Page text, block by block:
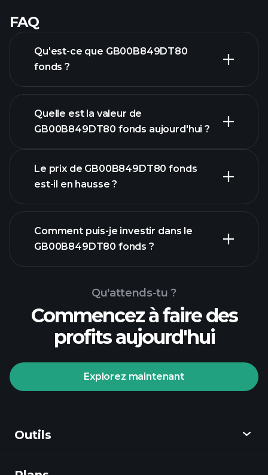
FAQ
Qu'est-ce que GB00B849DT80
fonds ?
Quelle est la valeur de
GB00B849DT80 fonds aujourd'hui ?
avancé
Le prix de GB00B849DT80 fonds
est-il en hausse ?
graphique
Comment puis-je investir dans le
GB00B849DT80 fonds ?
Qu'attends-tu ?
Commencez à faire des
profits aujourd'hui
Explorez maintenant
Outils